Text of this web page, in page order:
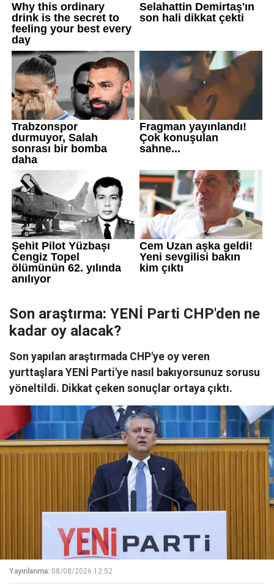
Son araştırma: YENİ Parti CHP'den ne
kadar oy alacak?
Son yapılan araştırmada CHP'ye oy veren
yurttaşlara YENİ Parti'ye nasıl bakıyorsunuz sorusu
yöneltildi. Dikkat çeken sonuçlar ortaya çıktı.
Yayınlanma: 08/08/2026 12:52